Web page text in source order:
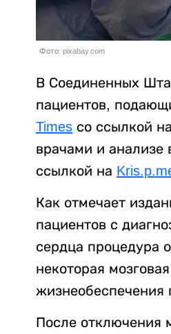
Фото: pixabay.com
В Соединенных
пациентов,
Times со ссылкой
врачами и анализе
ссылкой на
Как отмечает
пациентов с
сердца процедура
некоторая
жизнеобеспечения
После отключения